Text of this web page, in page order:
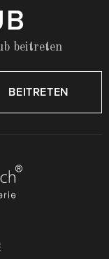
beitreten
BEITRETEN